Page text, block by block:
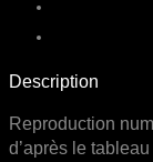
Description
Reproduction
d’après le